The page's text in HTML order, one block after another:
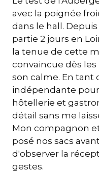
avec la poignée
dans le hall.
partie 2 jours en
la tenue de cette
convaincue dès
son calme. En tant
indépendante
hôtellerie et
détail sans me
Mon compagnon
posé nos sacs
d'observer la
gestes.